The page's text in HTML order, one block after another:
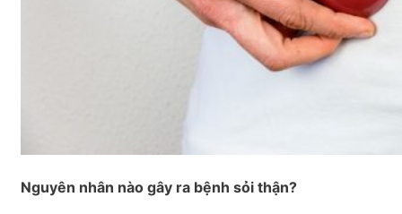
Nguyên nhân nào gây ra bệnh sỏi thận?